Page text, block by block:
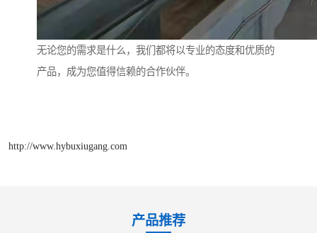
无论您的需求是什么，我们都将以专业的态度和优质的
产品，成为您值得信赖的合作伙伴。
http://www.hybuxiugang.com
产品推荐